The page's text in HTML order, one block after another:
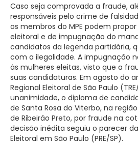
Caso seja comprovada a fraude,
responsáveis pelo crime de
os membros do MPE podem
eleitoral e de impugnação do
candidatos da legenda partidária,
com a ilegalidade. A impugnação
às mulheres eleitas, visto que a
suas candidaturas. Em agosto do
Regional Eleitoral de São Paulo
unanimidade, o diploma de
de Santa Rosa do Viterbo, na
de Ribeirão Preto, por fraude na
decisão inédita seguiu o parecer
Eleitoral em São Paulo (PRE/SP).